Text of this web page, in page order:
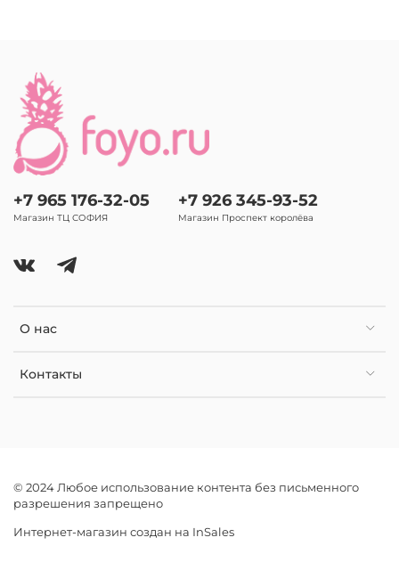
О нас
Контакты
+7 965 176-32-05
Магазин ТЦ СОФИЯ
+7 926 345-93-52
Магазин Проспект королёва
© 2024 Любое использование контента без письменного
разрешения запрещено
Интернет-магазин создан на InSales